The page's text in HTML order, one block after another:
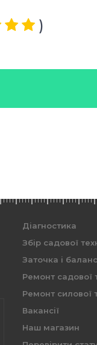
)
Діагностика
Збір садової
Заточка і
Ремонт садової
Ремонт силової
Вакансії
Наш магазин